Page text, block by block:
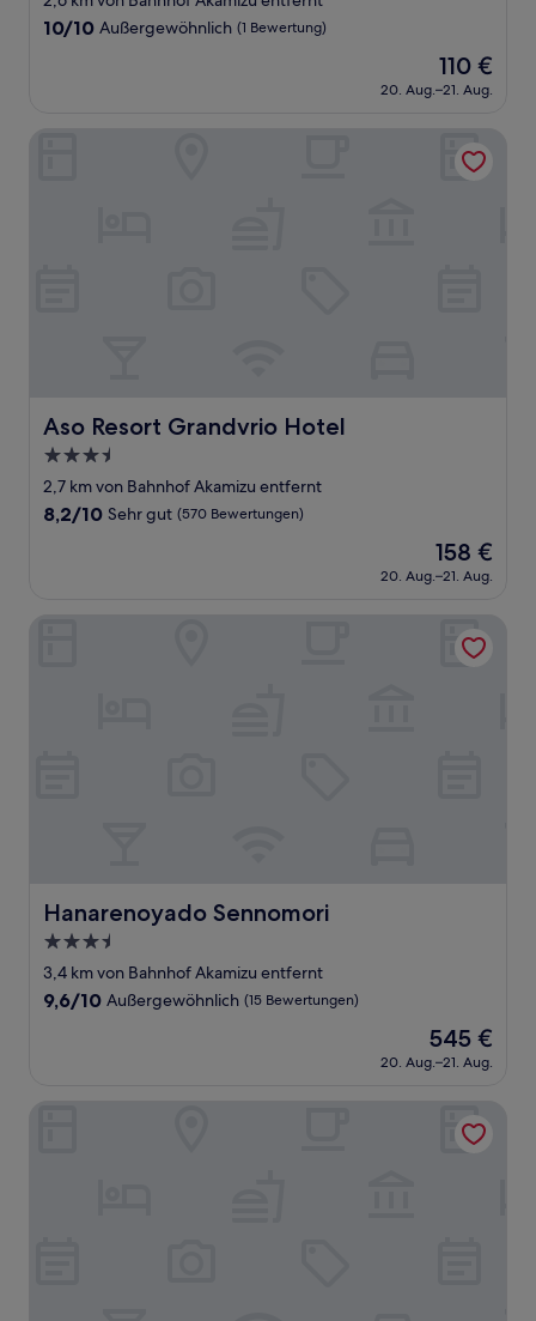
Unterkunft
10.0
Bewertung)
10/10 Außergewöhnlich (1 Bewertung)
Der
Preis
beträgt
110 €
20. Aug.–21. Aug.
Aso Resort Grandvrio Hotel
Aso Resort Grandvrio Hotel
3.5-
Sterne-
Unterkunft
2,7 km von Bahnhof Akamizu entfernt
8.2
(570
8,2/10 Sehr gut (570 Bewertungen)
Der
Preis
beträgt
158 €
20. Aug.–21. Aug.
Hanarenoyado Sennomori
Hanarenoyado Sennomori
3.5-
Sterne-
Unterkunft
3,4 km von Bahnhof Akamizu entfernt
9.6
Bewertungen)
9,6/10 Außergewöhnlich (15 Bewertungen)
Der
Preis
beträgt
545 €
20. Aug.–21. Aug.